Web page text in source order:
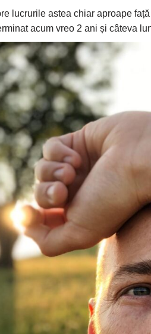
lucrurile astea chiar aproape
acum vreo 2 ani și câteva